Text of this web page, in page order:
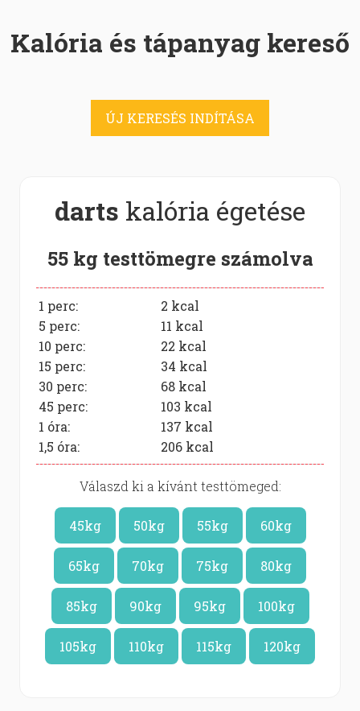
Kalória és tápanyag kereső
ÚJ KERESÉS INDÍTÁSA
darts kalória égetése
55 kg testtömegre számolva
1 perc: 2 kcal
5 perc:
11 kcal
10 perc:
22 kcal
15 perc:
34 kcal
30 perc:
68 kcal
45 perc:
103 kcal
1 óra:
137 kcal
1,5 óra:
206 kcal
Válaszd ki a kívánt testtömeged:
45kg 50kg 55kg 60kg
65kg 70kg 75kg 80kg
85kg 90kg 95kg 100kg
105kg 110kg 115kg 120kg